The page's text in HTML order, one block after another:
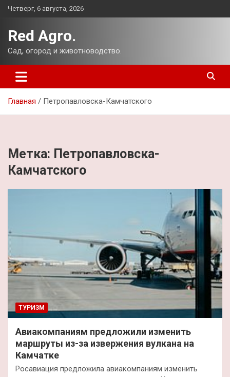
Перейти
Четверг, 6 августа, 2026
Red Agro.
Сад, огород и животноводство.
Главная Петропавловска-Камчатского
Метка: Петропавловска-
Камчатского
ТУРИЗМ
Авиакомпаниям предложили изменить
маршруты из-за извержения вулкана на
Камчатке
Росавиация предложила авиакомпаниям изменить